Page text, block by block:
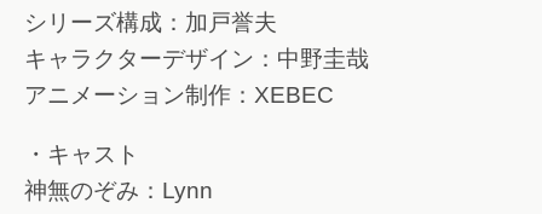
シリーズ構成：加戸誉夫
キャラクターデザイン：中野圭哉
アニメーション制作：XEBEC
・キャスト
神無のぞみ：Lynn